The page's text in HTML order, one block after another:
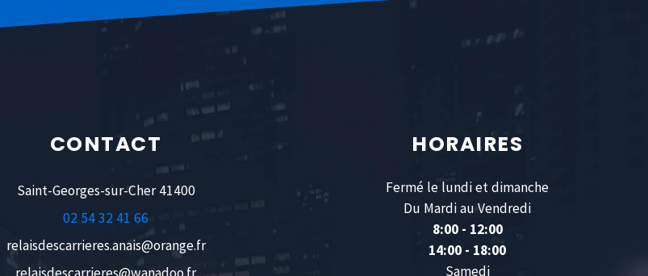
CONTACT
Saint-Georges-sur-Cher 41400
02 54 32 41 66
relaisdescarrieres.anais@orange.fr
HORAIRES
Fermé le lundi et dimanche
Du Mardi au Vendredi
8:00 - 12:00
14:00 - 18:00
Samedi